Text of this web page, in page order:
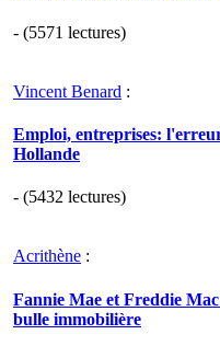
- (5571 lectures)
Vincent Benard :
Emploi, entreprises:
Hollande
- (5432 lectures)
Acrithène :
Fannie Mae et Freddie
bulle immobilière